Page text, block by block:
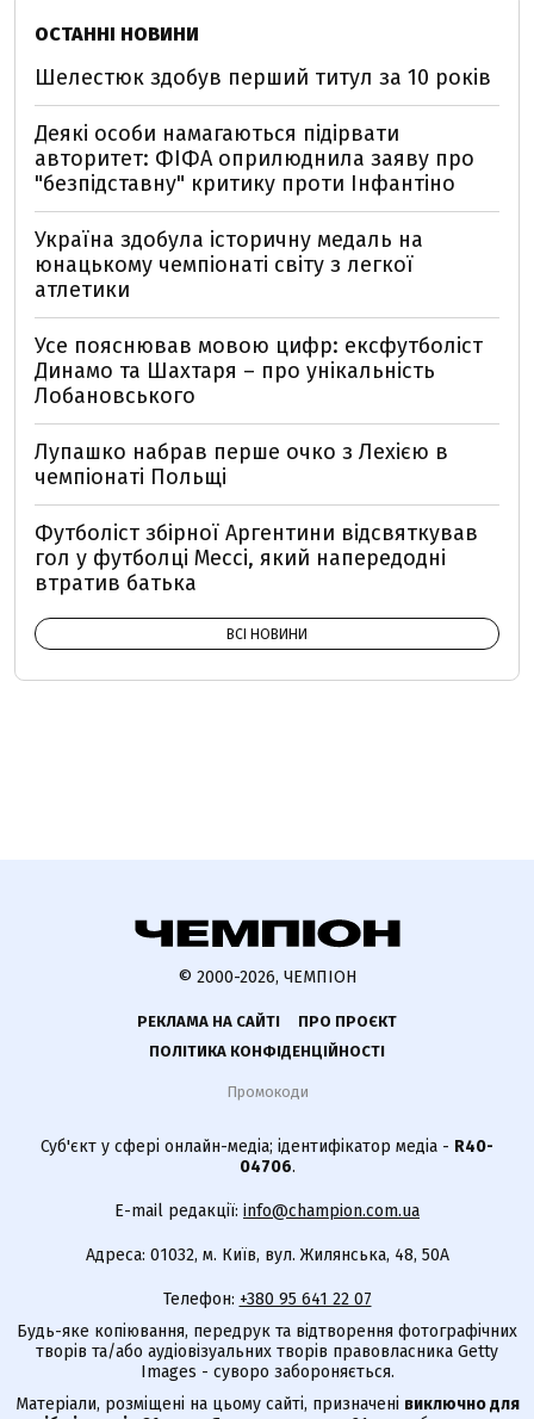
ОСТАННІ НОВИНИ
Шелестюк здобув перший титул за 10 років
Деякі особи намагаються підірвати
авторитет: ФІФА оприлюднила заяву про
"безпідставну" критику проти Інфантіно
Україна здобула історичну медаль на
юнацькому чемпіонаті світу з легкої
атлетики
Усе пояснював мовою цифр: ексфутболіст
Динамо та Шахтаря – про унікальність
Лобановського
Лупашко набрав перше очко з Лехією в
чемпіонаті Польщі
Футболіст збірної Аргентини відсвяткував
гол у футболці Мессі, який напередодні
втратив батька
ВСІ НОВИНИ
© 2000-2026, ЧЕМПІОН
РЕКЛАМА НА САЙТІ
ПРО ПРОЄКТ
ПОЛІТИКА КОНФІДЕНЦІЙНОСТІ
Промокоди
Суб'єкт у сфері онлайн-медіа; ідентифікатор медіа - R40-
04706.
E-mail редакції: info@champion.com.ua
Адреса: 01032, м. Київ, вул. Жилянська, 48, 50А
Телефон: +380 95 641 22 07
Будь-яке копіювання, передрук та відтворення фотографічних
творів та/або аудіовізуальних творів правовласника Getty
Images - суворо забороняється.
Матеріали, розміщені на цьому сайті, призначені виключно для